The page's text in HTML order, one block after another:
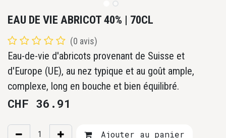
EAU DE VIE ABRICOT 40% | 70CL
(0 avis)
Eau-de-vie d'abricots provenant de Suisse et
d'Europe (UE), au nez typique et au goût ample,
complexe, long en bouche et bien équilibré.
CHF 36.91
Ajouter au panier